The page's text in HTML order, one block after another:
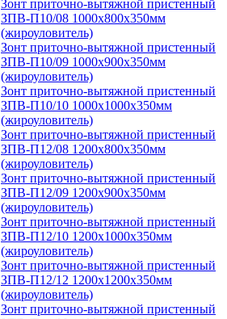
Зонт приточно-вытяжной пристенный
ЗПВ-П10/08 1000х800х350мм
(жироуловитель)
Зонт приточно-вытяжной пристенный
ЗПВ-П10/09 1000х900х350мм
(жироуловитель)
Зонт приточно-вытяжной пристенный
ЗПВ-П10/10 1000х1000х350мм
(жироуловитель)
Зонт приточно-вытяжной пристенный
ЗПВ-П12/08 1200х800х350мм
(жироуловитель)
Зонт приточно-вытяжной пристенный
ЗПВ-П12/09 1200х900х350мм
(жироуловитель)
Зонт приточно-вытяжной пристенный
ЗПВ-П12/10 1200х1000х350мм
(жироуловитель)
Зонт приточно-вытяжной пристенный
ЗПВ-П12/12 1200х1200х350мм
(жироуловитель)
Зонт приточно-вытяжной пристенный